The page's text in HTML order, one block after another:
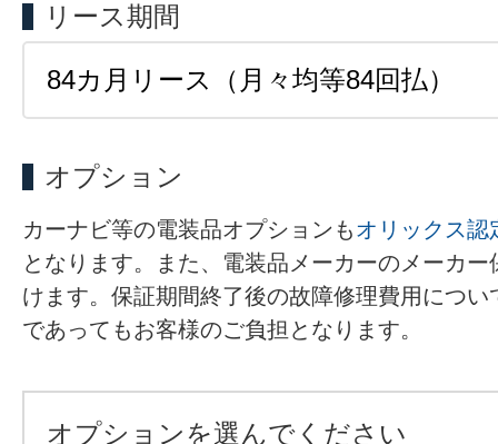
リース期間
オプション
カーナビ等の電装品オプションもオリックス認
となります。また、電装品メーカーのメーカ
けます。保証期間終了後の故障修理費用につ
であってもお客様のご負担となります。
オプションを選んでください